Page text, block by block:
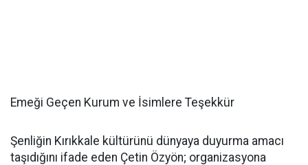
Emeği Geçen Kurum ve İsimlere Teşekkür
Şenliğin Kırıkkale kültürünü dünyaya duyurma amacı
taşıdığını ifade eden Çetin Özyön; organizasyona